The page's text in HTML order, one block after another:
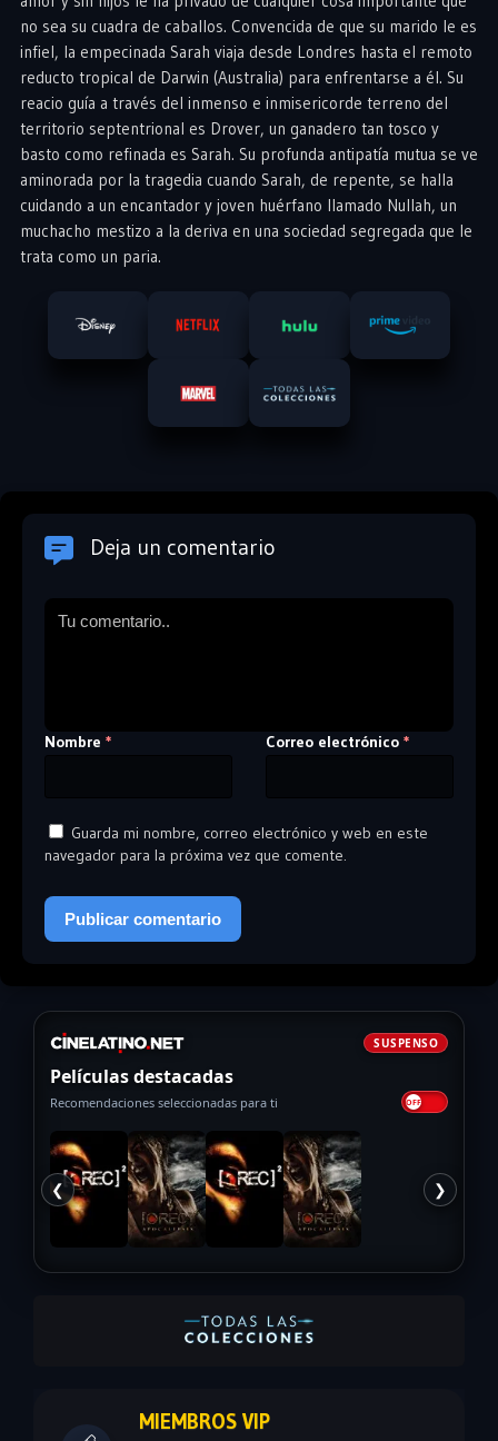
no sea su cuadra de caballos. Convencida de que su marido le es
infiel, la empecinada Sarah viaja desde Londres hasta el remoto
reducto tropical de Darwin (Australia) para enfrentarse a él. Su
reacio guía a través del inmenso e inmisericorde terreno del
territorio septentrional es Drover, un ganadero tan tosco y
basto como refinada es Sarah. Su profunda antipatía mutua se ve
aminorada por la tragedia cuando Sarah, de repente, se halla
cuidando a un encantador y joven huérfano llamado Nullah, un
muchacho mestizo a la deriva en una sociedad segregada que le
trata como un paria.
Deja un comentario
Nombre * Correo electrónico *
Guarda mi nombre, correo electrónico y web en este
navegador para la próxima vez que comente.
SUSPENSO
Películas destacadas
Recomendaciones seleccionadas para ti
❮ ❯
MIEMBROS VIP